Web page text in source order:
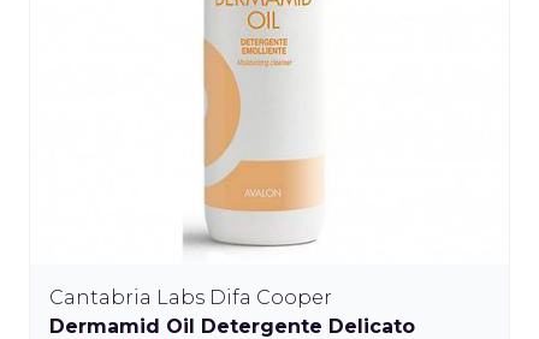
Cantabria Labs Difa Cooper
Dermamid Oil Detergente Delicato